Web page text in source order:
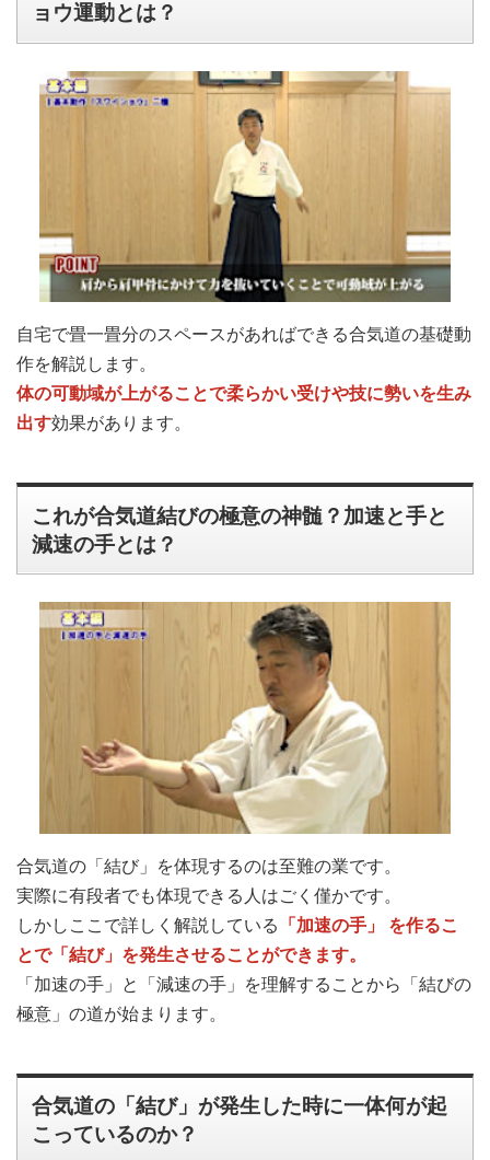
ョウ運動とは？
自宅で畳一畳分のスペースがあればできる合気道の基礎動
作を解説します。
体の可動域が上がることで柔らかい受けや技に勢いを生み
出す効果があります。
これが合気道結びの極意の神髄？加速と手と
減速の手とは？
合気道の「結び」を体現するのは至難の業です。
実際に有段者でも体現できる人はごく僅かです。
しかしここで詳しく解説している
「加速の手」 を作るこ
とで「結び」を発生させることができます。
「加速の手」と「減速の手」を理解することから「結びの
極意」の道が始まります。
合気道の「結び」が発生した時に一体何が起
こっているのか？